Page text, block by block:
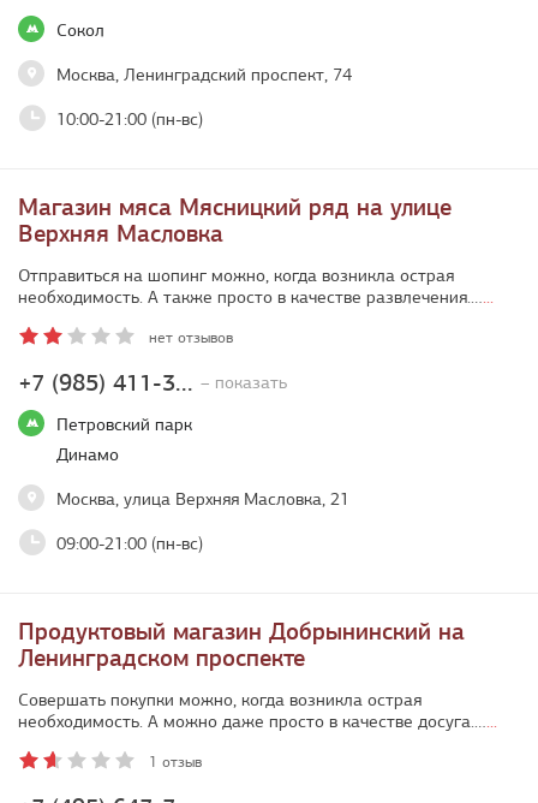
Сокол
Москва, Ленинградский проспект, 74
10:00-21:00 (пн-вс)
Магазин мяса Мясницкий ряд на улице
Верхняя Масловка
+7 (985) 411-3... – показать
Петровский парк
Динамо
Москва, улица Верхняя Масловка, 21
09:00-21:00 (пн-вс)
Отправиться на шопинг можно, когда возникла острая
необходимость. А также просто в качестве развлечения.…...
нет отзывов
Продуктовый магазин Добрынинский на
Ленинградском проспекте
Совершать покупки можно, когда возникла острая
необходимость. А можно даже просто в качестве досуга.…...
1 отзыв